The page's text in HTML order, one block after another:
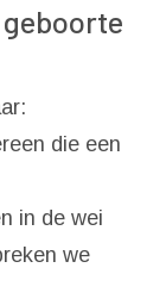
geboorte
die een
in de wei
we